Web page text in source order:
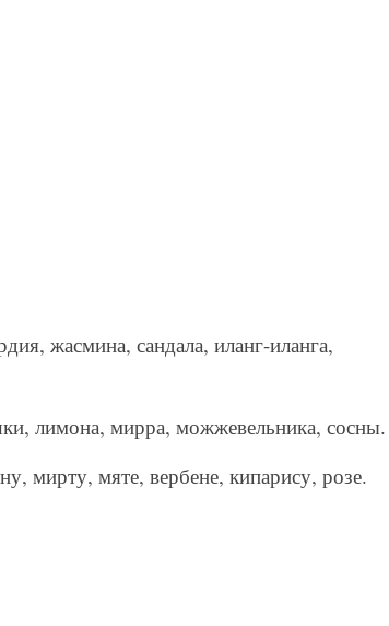
жасмина, сандала, иланг-иланга,
лимона, мирра, можжевельника, сосны.
мирту, мяте, вербене, кипарису, розе.